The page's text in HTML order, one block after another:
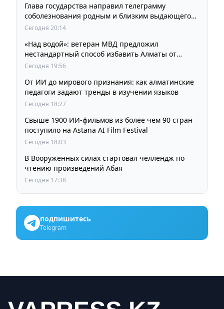
Глава государства направил телеграмму
соболезнования родным и близким выдающегося
кинорежиссера Ардака Амиркулова
Сегодня 20:14
«Над водой»: ветеран МВД предложил
нестандартный способ избавить Алматы от
пробок и смога
Сегодня 19:56
От ИИ до мирового признания: как алматинские
педагоги задают тренды в изучении языков
Сегодня 18:27
Свыше 1900 ИИ-фильмов из более чем 90 стран
поступило на Astana AI Film Festival
Сегодня 18:03
В Вооруженных силах стартовал челлендж по
чтению произведений Абая
Сегодня 17:38
подпишитесь
Telegram